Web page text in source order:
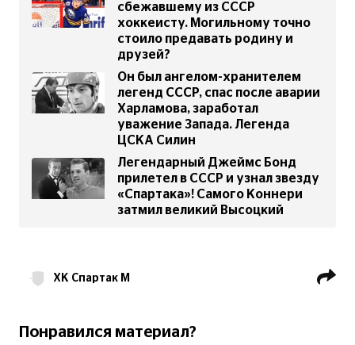
сбежавшему из СССР
хоккеисту. Могильному точно
стоило предавать родину и
друзей?
Он был ангелом-хранителем
легенд СССР, спас после аварии
Харламова, заработал
уважение Запада. Легенда
ЦСКА Силин
Легендарный Джеймс Бонд
прилетел в СССР и узнал звезду
«Спартака»! Самого Коннери
затмил великий Высоцкий
ХК Спартак М
Понравился материал?